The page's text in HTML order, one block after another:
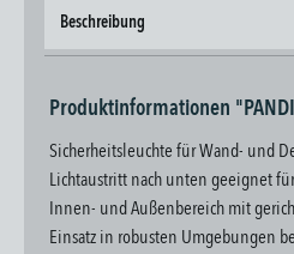
Beschreibung
Produktinformationen
Sicherheitsleuchte für Wand- und
Lichtaustritt nach unten geeignet
Innen- und Außenbereich mit
Einsatz in robusten Umgebungen